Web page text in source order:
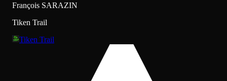
François SARAZIN
Tiken Trail
Tiken Trail